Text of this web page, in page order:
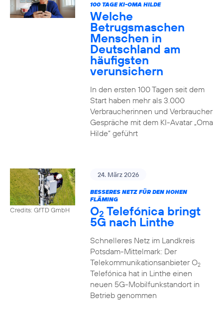
100 TAGE KI-OMA HILDE
Welche
Betrugsmaschen
Menschen in
Deutschland am
häufigsten
verunsichern
In den ersten 100 Tagen seit dem
Start haben mehr als 3.000
Verbraucherinnen und Verbraucher
Gespräche mit dem KI-Avatar „Oma
Hilde“ geführt
Credits: GfTD GmbH
24. März 2026
BESSERES NETZ FÜR DEN HOHEN
FLÄMING
O2 Telefónica bringt
5G nach Linthe
Schnelleres Netz im Landkreis
Potsdam-Mittelmark: Der
Telekommunikationsanbieter O2
Telefónica hat in Linthe einen
neuen 5G-Mobilfunkstandort in
Betrieb genommen